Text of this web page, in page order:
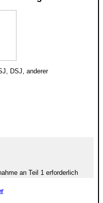
DSJ, anderer
an Teil 1 erforderlich